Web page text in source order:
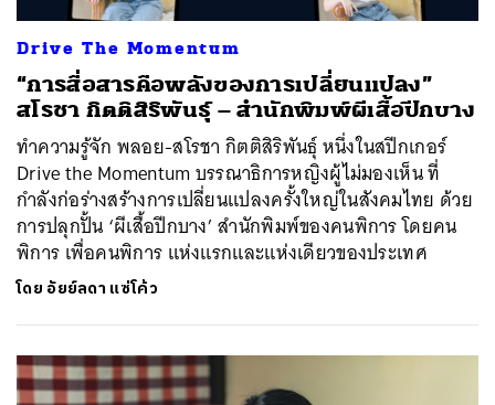
Drive The Momentum
“การสื่อสารคือพลังของการเปลี่ยนแปลง”
สโรชา กิตติสิริพันธุ์ – สำนักพิมพ์ผีเสื้อปีกบาง
ทำความรู้จัก พลอย-สโรชา กิตติสิริพันธุ์ หนึ่งในสปีกเกอร์
Drive the Momentum บรรณาธิการหญิงผู้ไม่มองเห็น ที่
กำลังก่อร่างสร้างการเปลี่ยนแปลงครั้งใหญ่ในสังคมไทย ด้วย
การปลุกปั้น ‘ผีเสื้อปีกบาง’ สำนักพิมพ์ของคนพิการ โดยคน
พิการ เพื่อคนพิการ แห่งแรกและแห่งเดียวของประเทศ
โดย อัยย์ลดา แซ่โค้ว
SHARE TWEET